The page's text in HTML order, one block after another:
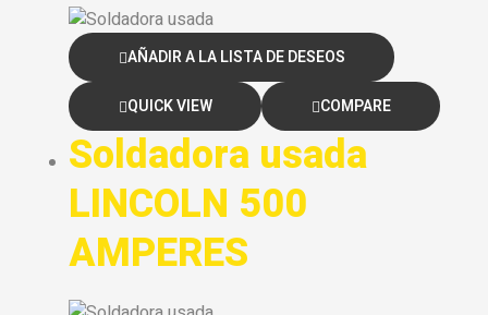
AÑADIR A LA LISTA DE DESEOS
QUICK VIEW COMPARE
Soldadora usada
LINCOLN 500
AMPERES